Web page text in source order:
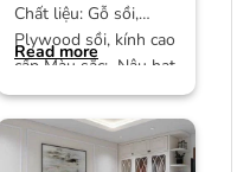
Chất liệu: Gỗ sồi,
Plywood sồi, kính cao
cấp Màu sắc: Nâu hạt
dẻ Bảo hành: 12
Read more